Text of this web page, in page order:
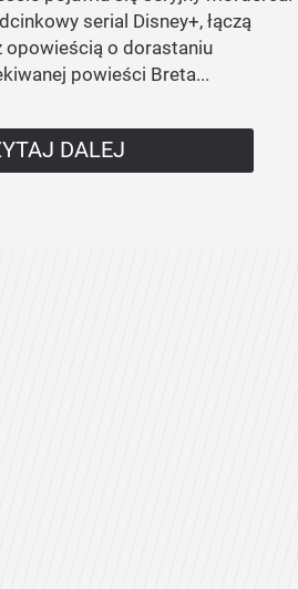
serial Disney+, łączą
o dorastaniu
powieści Breta...
DALEJ